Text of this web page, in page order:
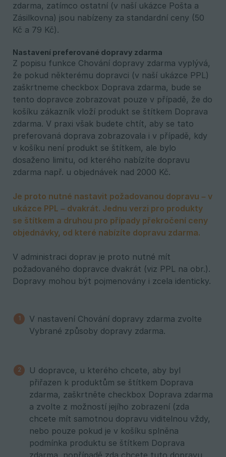
zdarma, zatímco ostatní (v naší ukázce Pošta a
Zásilkovna) jsou nabízeny za standardní ceny (50
Kč a 79 Kč).
Nastavení preferované dopravy zdarma
Z popisu funkce Chování dopravy zdarma vyplývá,
že pokud některému dopravci (v naší ukázce PPL)
zaškrtneme checkbox Doprava zdarma, bude se
tento dopravce zobrazovat pouze v případě, že do
košíku zákazník vloží produkt se štítkem Doprava
zdarma. V praxi však budete chtít, aby se tato
preferovaná doprava zobrazovala i v případě, kdy
v košíku není produkt se štítkem, ale bylo
dosaženo limitu, od kterého nabízíte dopravu
zdarma např. u objednávek nad 2000 Kč.
Je proto nutné nastavit požadovanou dopravu – v
ukázce PPL – dvakrát. Jednu verzi pro produkty
se štítkem a druhou pro případy překročení ceny
objednávky, od které nabízíte dopravu zdarma.
V administraci doprav je proto nutné mít
požadovaného dopravce dvakrát (viz PPL na obr.).
Dopravy mohou být pojmenovány i zcela identicky.
V nastavení Chování dopravy zdarma zvolte
Vybrané způsoby dopravy zdarma.
U dopravce, u kterého chcete, aby byl
přiřazen k produktům se štítkem Doprava
zdarma, zaškrtněte checkbox Doprava zdarma
a zvolte z možností jejího zobrazení (zda
chcete mít samotnou dopravu viditelnou vždy,
nebo pouze pokud je v košíku splněna
podmínka produktu se štítkem Doprava